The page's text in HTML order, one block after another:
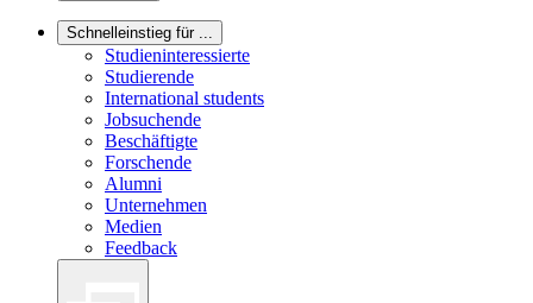
Schnelleinstieg für ...
Studieninteressierte
Studierende
International students
Jobsuchende
Beschäftigte
Forschende
Alumni
Unternehmen
Medien
Feedback